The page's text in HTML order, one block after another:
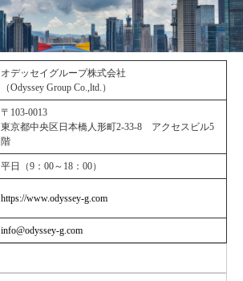
オデッセイグループ株式会社
（Odyssey Group Co.,ltd.）
〒103-0013
東京都中央区日本橋人形町2-33-8 アクセスビル5
階
平日（9：00～18：00）
https://www.odyssey-g.com
info@odyssey-g.com